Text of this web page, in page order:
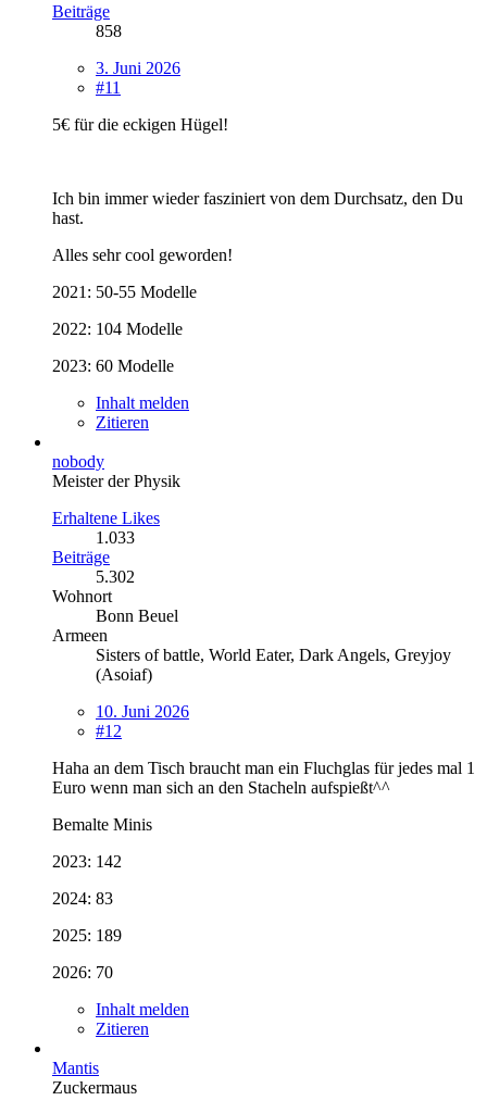
Beiträge
858
3. Juni 2026
#11
5€ für die eckigen Hügel!
Ich bin immer wieder fasziniert von dem Durchsatz, den Du
hast.
Alles sehr cool geworden!
2021: 50-55 Modelle
2022: 104 Modelle
2023: 60 Modelle
Inhalt melden
Zitieren
nobody
Meister der Physik
Erhaltene Likes
1.033
Beiträge
5.302
Wohnort
Bonn Beuel
Armeen
Sisters of battle, World Eater, Dark Angels, Greyjoy
(Asoiaf)
10. Juni 2026
#12
Haha an dem Tisch braucht man ein Fluchglas für jedes mal 1
Euro wenn man sich an den Stacheln aufspießt^^
Bemalte Minis
2023: 142
2024: 83
2025: 189
2026: 70
Inhalt melden
Zitieren
Mantis
Zuckermaus